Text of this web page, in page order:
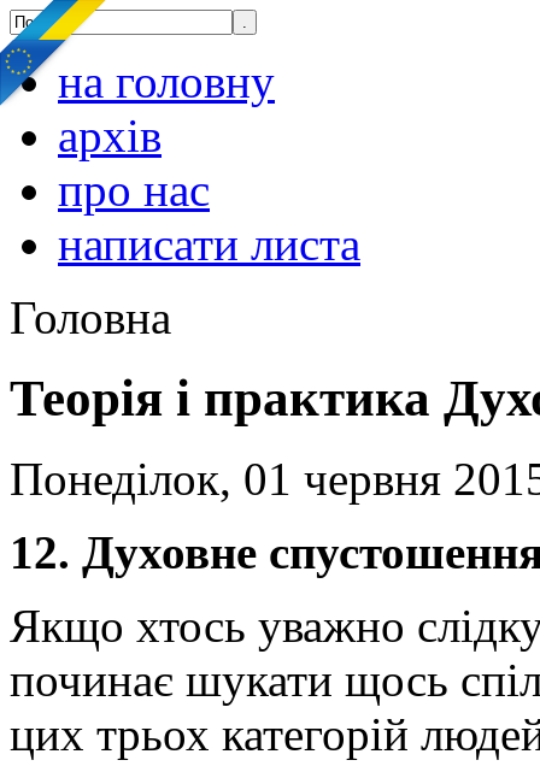
на головну
архів
про нас
написати листа
Головна
Теорія і практика
Понеділок, 01 червня
12. Духовне
Якщо хтось уважно
починає шукати щось
цих трьох категорій